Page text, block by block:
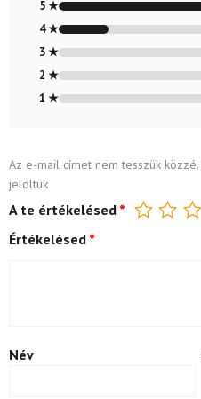
4.83
5 ★
4 ★
3 ★
2 ★
1 ★
Az e-mail címet nem tesszük közzé.
jelöltük
A te értékelésed *
Értékelésed *
Név